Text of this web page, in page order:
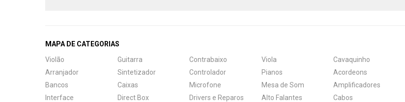
MAPA DE CATEGORIAS
Violão
Guitarra Contrabaixo Viola Cavaquinho
Arranjador
Sintetizador Controlador Pianos Acordeons
Bancos
Caixas Microfone Mesa de Som Amplificadores
Interface
Direct Box Drivers e Reparos Alto Falantes Cabos